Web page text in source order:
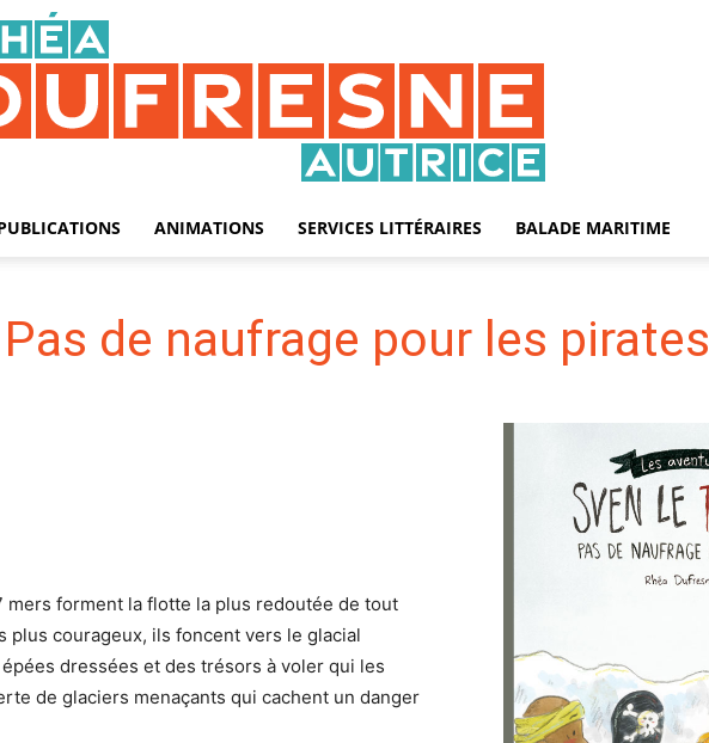
ANIMATIONS SERVICES LITTÉRAIRES BALADE MARITIME
de naufrage pour les pirates
forment la flotte la plus redoutée de tout
plus courageux, ils foncent vers le glacial
dressées et des trésors à voler qui les
de glaciers menaçants qui cachent un danger